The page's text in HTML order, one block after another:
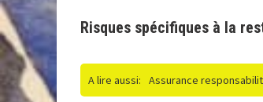
Risques spécifiques à la
A lire aussi: Assurance